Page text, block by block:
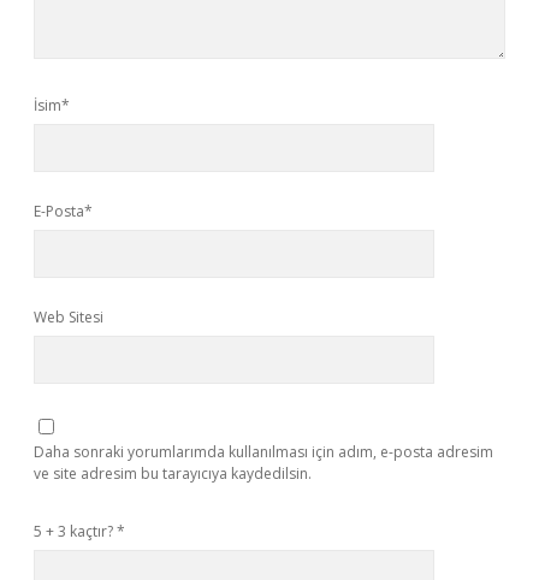
İsim*
E-Posta*
Web Sitesi
Daha sonraki yorumlarımda kullanılması için adım, e-posta adresim
ve site adresim bu tarayıcıya kaydedilsin.
5 + 3 kaçtır?*